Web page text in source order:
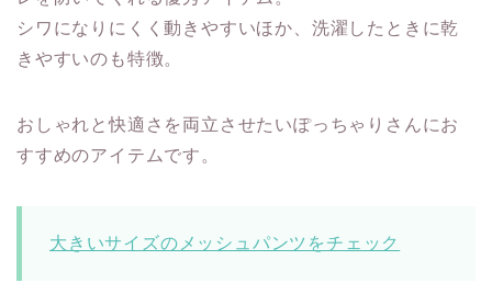
シワになりにくく動きやすいほか、洗濯したときに乾
きやすいのも特徴。
おしゃれと快適さを両立させたいぽっちゃりさんにお
すすめのアイテムです。
大きいサイズのメッシュパンツをチェック